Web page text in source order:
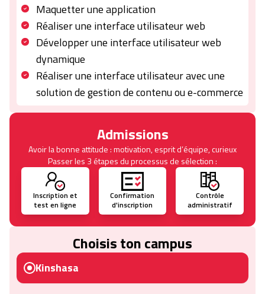
Maquetter une application
Réaliser une interface utilisateur web
Développer une interface utilisateur web
dynamique
Réaliser une interface utilisateur avec une
solution de gestion de contenu ou e-commerce
Admissions
Avoir la bonne attitude :motivation, esprit d’équipe, curieux
Passer les 3 étapes du processus de sélection :
Inscription et
test en ligne
Confirmation
d'inscription
Contrôle
administratif
Choisis ton campus
Kinshasa